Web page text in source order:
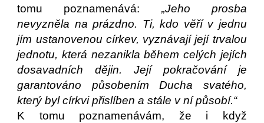
tomu poznamenává: „Jeho prosba
nevyzněla na prázdno. Ti, kdo věří v jednu
jím ustanovenou církev, vyznávají její trvalou
jednotu, která nezanikla během celých jejích
dosavadních dějin. Její pokračování je
garantováno působením Ducha svatého,
který byl církvi přislíben a stále v ní působí.“
K tomu poznamenávám, že i když